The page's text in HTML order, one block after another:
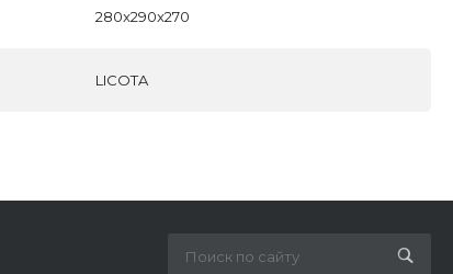
280x290x270
LICOTA